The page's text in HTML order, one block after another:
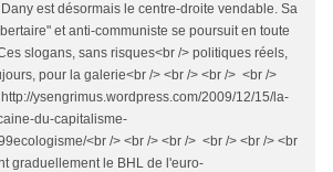
est désormais le centre-droite vendable. Sa
et anti-communiste se poursuit en toute
slogans, sans risques<br /> politiques réels,
pour la galerie<br /> <br /> <br /> <br />
ysengrimus.wordpress.com/2009/12/15/la-
du-capitalisme-
<br /> <br /> <br /> <br /> <br /> <br
graduellement le BHL de l'euro-